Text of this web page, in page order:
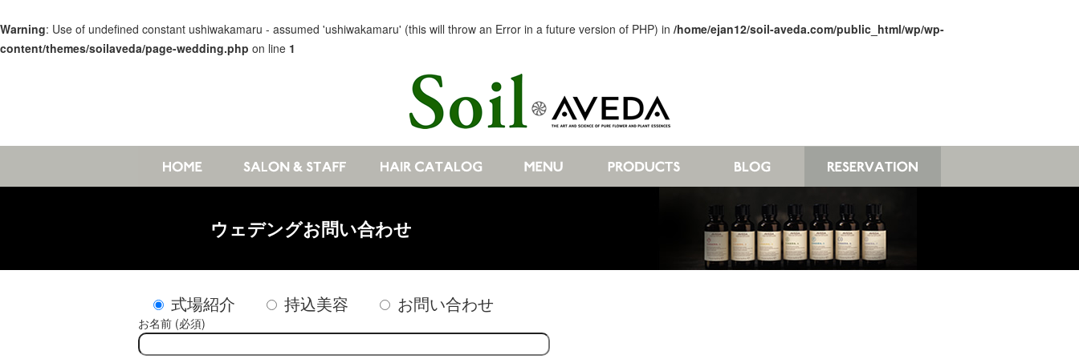
Warning: Use of undefined constant ushiwakamaru - assumed 'ushiwakamaru' (this will throw an Error in a future version of PHP) in /home/ejan12/soil-aveda.com/public_html/wp/wp-
content/themes/soilaveda/page-wedding.php on line 1
ウェデングお問い合わせ
式場紹介 持込美容 お問い合わせ
お名前 (必須)